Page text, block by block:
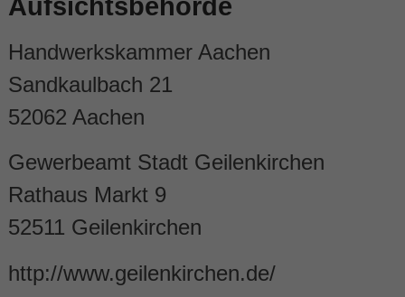
Aufsichtsbehörde
Handwerkskammer Aachen
Sandkaulbach 21
52062 Aachen
Gewerbeamt Stadt Geilenkirchen
Rathaus Markt 9
52511 Geilenkirchen
http://www.geilenkirchen.de/